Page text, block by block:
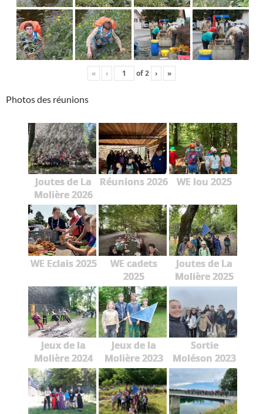
« ‹ of2 › »
Photos des réunions
Joutes de La
Molière 2026
Réunions 2026 WE lou 2025
WE Eclais 2025
WE cadets
2025
Joutes de La
Molière 2025
Jeux de la
Molière 2024
Jeux de la
Molière 2023
Sortie
Moléson 2023